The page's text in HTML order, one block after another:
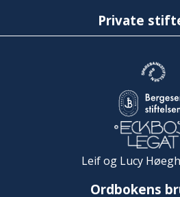
Private
Leif og Lucy
Ordbokens